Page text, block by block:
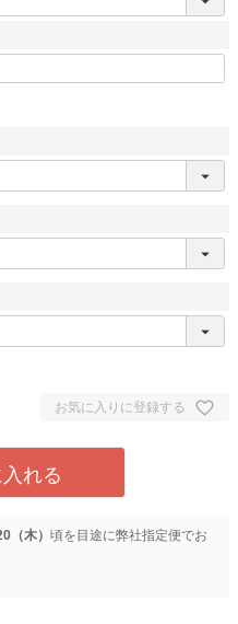
お気に入りに登録する
れる
（木） に弊社指定便でお